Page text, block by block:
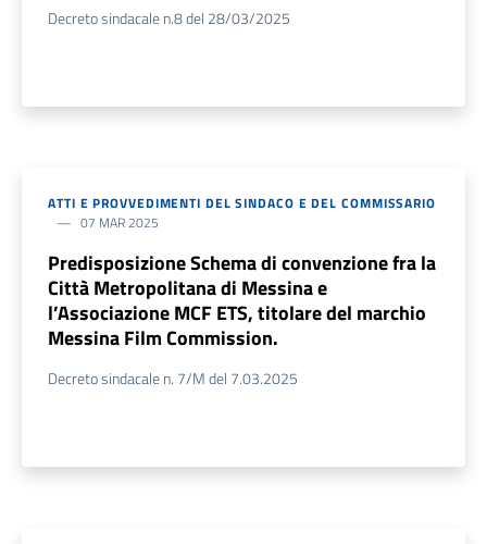
Decreto sindacale n.8 del 28/03/2025
ATTI E PROVVEDIMENTI DEL SINDACO E DEL COMMISSARIO
07 MAR 2025
Predisposizione Schema di convenzione fra la
Città Metropolitana di Messina e
l’Associazione MCF ETS, titolare del marchio
Messina Film Commission.
Decreto sindacale n. 7/M del 7.03.2025